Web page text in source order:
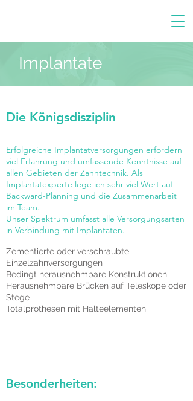
Implantate
Die Königsdisziplin
Erfolgreiche Implantatversorgungen erfordern
viel Erfahrung und umfassende Kenntnisse auf
allen Gebieten der Zahntechnik. Als
Implantatexperte lege ich sehr viel Wert auf
Backward-Planning und die Zusammenarbeit
im Team.
Unser Spektrum umfasst alle Versorgungsarten
in Verbindung mit Implantaten.
Zementierte oder verschraubte
Einzelzahnversorgungen
Bedingt herausnehmbare Konstruktionen
Herausnehmbare Brücken auf Teleskope oder
Stege
Totalprothesen mit Halteelementen
​Besonderheiten: